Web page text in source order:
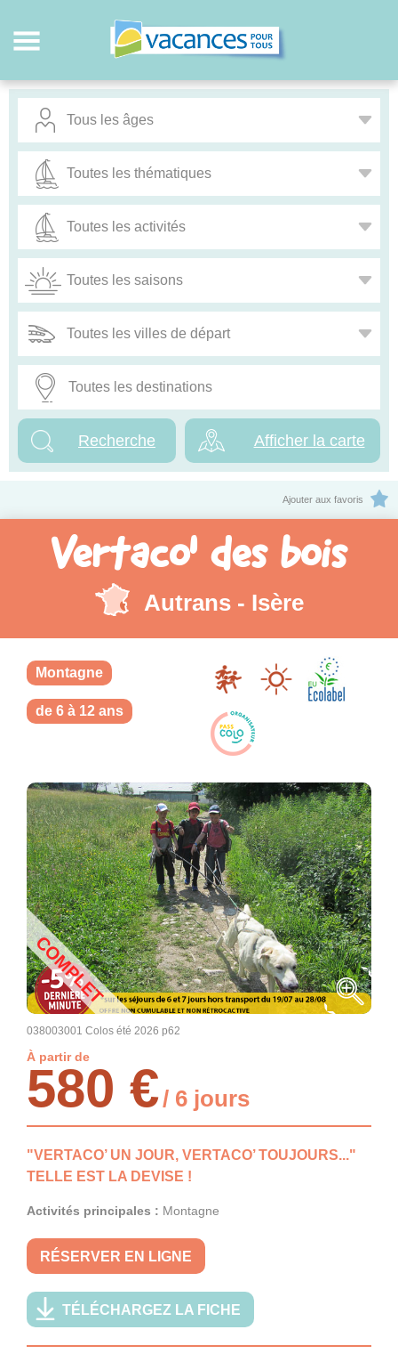
Afficher la carte
Ajouter aux favoris
Vertaco' des bois
Autrans - Isère
Montagne
de 6 à 12 ans
COMPLET
038003001 Colos été 2026 p62
À partir de
580 €/ 6 jours
"VERTACO’ UN JOUR, VERTACO’ TOUJOURS..."
TELLE EST LA DEVISE !
Activités principales : Montagne
RÉSERVER EN LIGNE
TÉLÉCHARGEZ LA FICHE